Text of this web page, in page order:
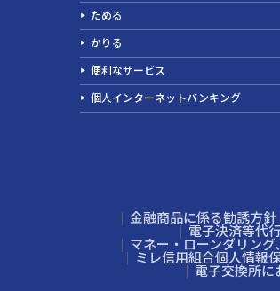
ためる
かりる
便利なサービス
個人インターネットバンキング
金融商品に係る勧誘方針
電子決済等代
マネー・ローンダリン
ミレ信用組合個人情報
電子交換所に